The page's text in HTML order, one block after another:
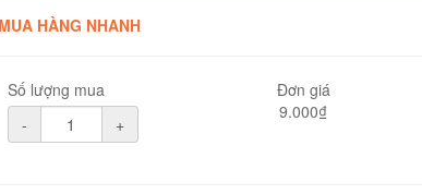
MUA HÀNG NHANH
Số lượng mua
-
+
Đơn giá
9.000₫